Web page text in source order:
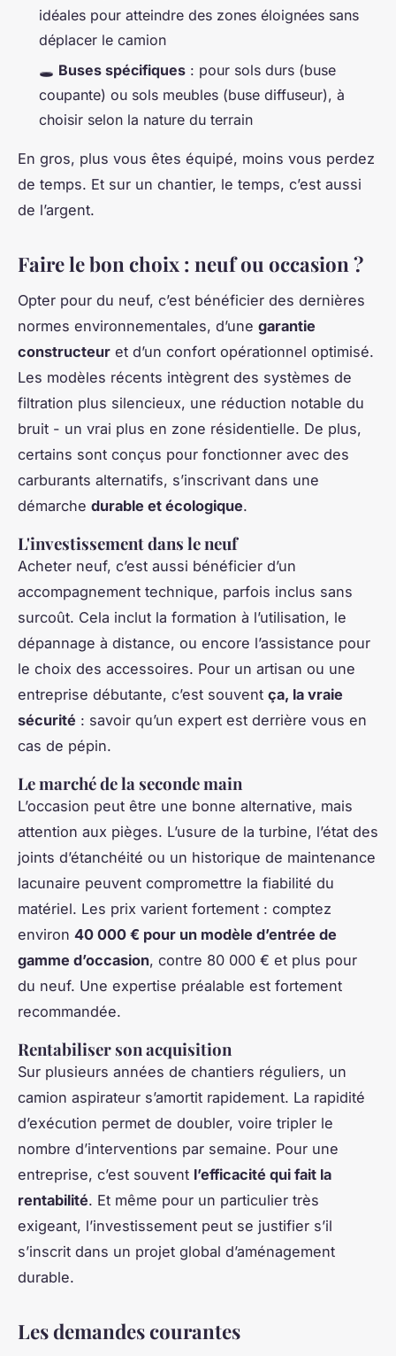
idéales pour atteindre des zones éloignées sans
déplacer le camion
🕳️ Buses spécifiques : pour sols durs (buse
coupante) ou sols meubles (buse diffuseur), à
choisir selon la nature du terrain
En gros, plus vous êtes équipé, moins vous perdez
de temps. Et sur un chantier, le temps, c’est aussi
de l’argent.
Faire le bon choix : neuf ou occasion ?
Opter pour du neuf, c’est bénéficier des dernières
normes environnementales, d’une garantie
constructeur et d’un confort opérationnel optimisé.
Les modèles récents intègrent des systèmes de
filtration plus silencieux, une réduction notable du
bruit - un vrai plus en zone résidentielle. De plus,
certains sont conçus pour fonctionner avec des
carburants alternatifs, s’inscrivant dans une
démarche durable et écologique.
L'investissement dans le neuf
Acheter neuf, c’est aussi bénéficier d’un
accompagnement technique, parfois inclus sans
surcoût. Cela inclut la formation à l’utilisation, le
dépannage à distance, ou encore l’assistance pour
le choix des accessoires. Pour un artisan ou une
entreprise débutante, c’est souvent ça, la vraie
sécurité : savoir qu’un expert est derrière vous en
cas de pépin.
Le marché de la seconde main
L’occasion peut être une bonne alternative, mais
attention aux pièges. L’usure de la turbine, l’état des
joints d’étanchéité ou un historique de maintenance
lacunaire peuvent compromettre la fiabilité du
matériel. Les prix varient fortement : comptez
environ 40 000 € pour un modèle d’entrée de
gamme d’occasion, contre 80 000 € et plus pour
du neuf. Une expertise préalable est fortement
recommandée.
Rentabiliser son acquisition
Sur plusieurs années de chantiers réguliers, un
camion aspirateur s’amortit rapidement. La rapidité
d’exécution permet de doubler, voire tripler le
nombre d’interventions par semaine. Pour une
entreprise, c’est souvent l’efficacité qui fait la
rentabilité. Et même pour un particulier très
exigeant, l’investissement peut se justifier s’il
s’inscrit dans un projet global d’aménagement
durable.
Les demandes courantes